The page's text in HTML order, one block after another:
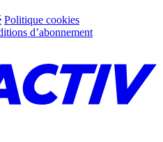
Politique cookies
d’abonnement